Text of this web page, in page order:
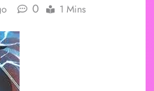
0 1 Mins